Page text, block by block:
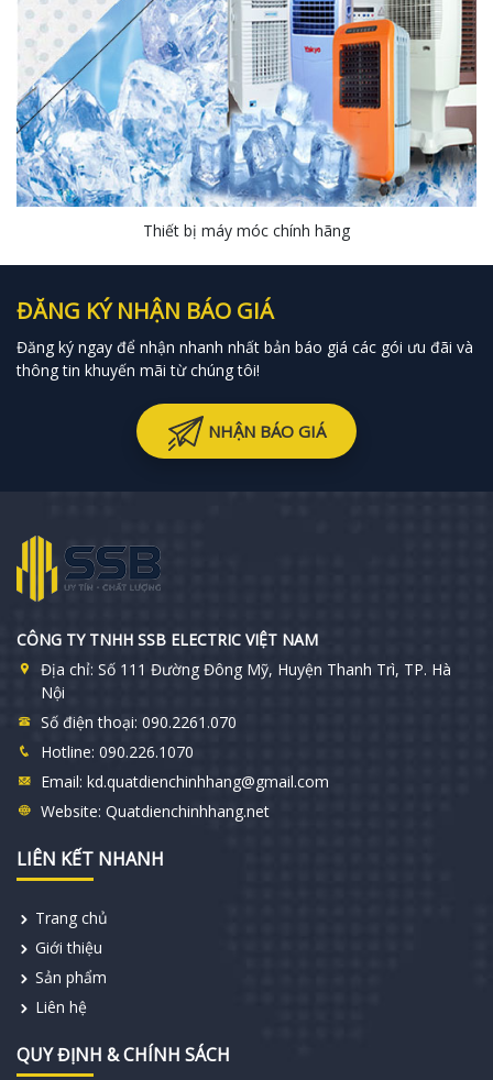
Thiết bị máy móc chính hãng
ĐĂNG KÝ NHẬN BÁO GIÁ
Đăng ký ngay để nhận nhanh nhất bản báo giá các gói ưu đãi và
thông tin khuyến mãi từ chúng tôi!
NHẬN BÁO GIÁ
CÔNG TY TNHH SSB ELECTRIC VIỆT NAM
Địa chỉ: Số 111 Đường Đông Mỹ, Huyện Thanh Trì, TP. Hà
Nội
Số điện thoại: 090.2261.070
Hotline: 090.226.1070
Email: kd.quatdienchinhhang@gmail.com
Website: Quatdienchinhhang.net
LIÊN KẾT NHANH
Trang chủ
Giới thiệu
Sản phẩm
Liên hệ
QUY ĐỊNH & CHÍNH SÁCH